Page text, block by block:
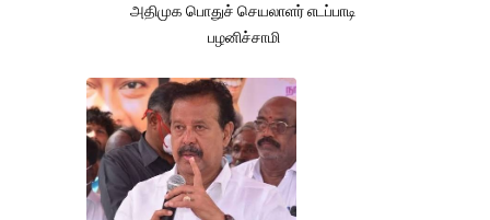
அதிமுக பொதுச் செயலாளர் எடப்பாடி
பழனிச்சாமி